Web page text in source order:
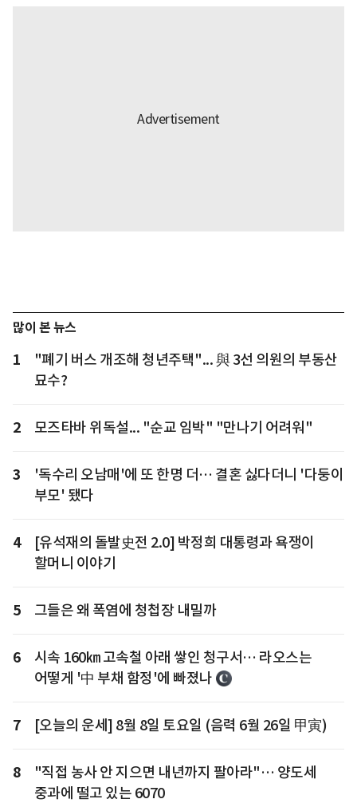
많이 본 뉴스
1
"폐기 버스 개조해 청년주택"... 與 3선 의원의 부동산
묘수?
2 모즈타바 위독설... "순교 임박" "만나기 어려워"
3
'독수리 오남매'에 또 한명 더… 결혼 싫다더니 '다둥이
부모' 됐다
4
[유석재의 돌발史전 2.0] 박정희 대통령과 욕쟁이
할머니 이야기
5 그들은 왜 폭염에 청첩장 내밀까
6
시속 160㎞ 고속철 아래 쌓인 청구서… 라오스는
어떻게 '中 부채 함정'에 빠졌나
7 [오늘의 운세] 8월 8일 토요일 (음력 6월 26일 甲寅)
8
"직접 농사 안 지으면 내년까지 팔아라"… 양도세
중과에 떨고 있는 6070